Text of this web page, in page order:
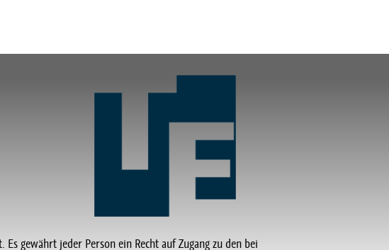
Es gewährt jeder Person ein Recht auf Zugang zu den bei